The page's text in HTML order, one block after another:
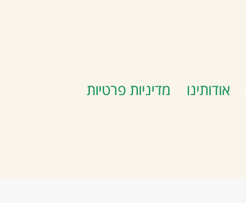
אודותינו מדיניות פרטיות